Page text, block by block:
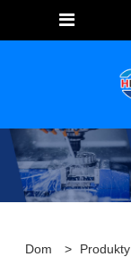
Dom > Produkty